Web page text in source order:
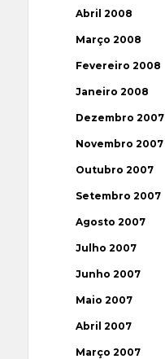
Abril 2008
Março 2008
Fevereiro 2008
Janeiro 2008
Dezembro 2007
Novembro 2007
Outubro 2007
Setembro 2007
Agosto 2007
Julho 2007
Junho 2007
Maio 2007
Abril 2007
Março 2007